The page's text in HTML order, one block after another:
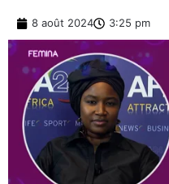
8 août 2024 3:25 pm